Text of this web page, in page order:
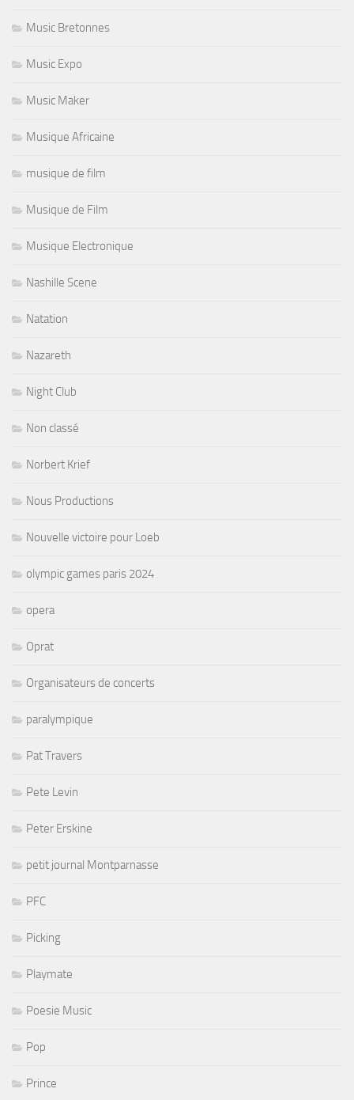
Music Bretonnes
Music Expo
Music Maker
Musique Africaine
musique de film
Musique de Film
Musique Electronique
Nashille Scene
Natation
Nazareth
Night Club
Non classé
Norbert Krief
Nous Productions
Nouvelle victoire pour Loeb
olympic games paris 2024
opera
Oprat
Organisateurs de concerts
paralympique
Pat Travers
Pete Levin
Peter Erskine
petit journal Montparnasse
PFC
Picking
Playmate
Poesie Music
Pop
Prince